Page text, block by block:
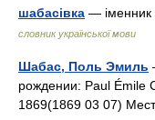
шабасівка — іменник
словник української мови
Шабас, Поль Эмиль
рождении: Paul Émile
1869(1869 03 07)